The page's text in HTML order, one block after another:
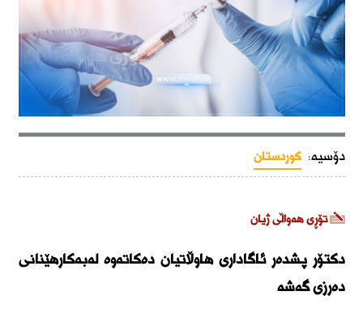
دۆسیە:کوردستان
تۆڕی هەواڵی ژیان
دکتۆر پشدەر ئاگاداری هاوڵاتیان دەکاتەوە لەبەکارهێنانی
دەرزی گەشە